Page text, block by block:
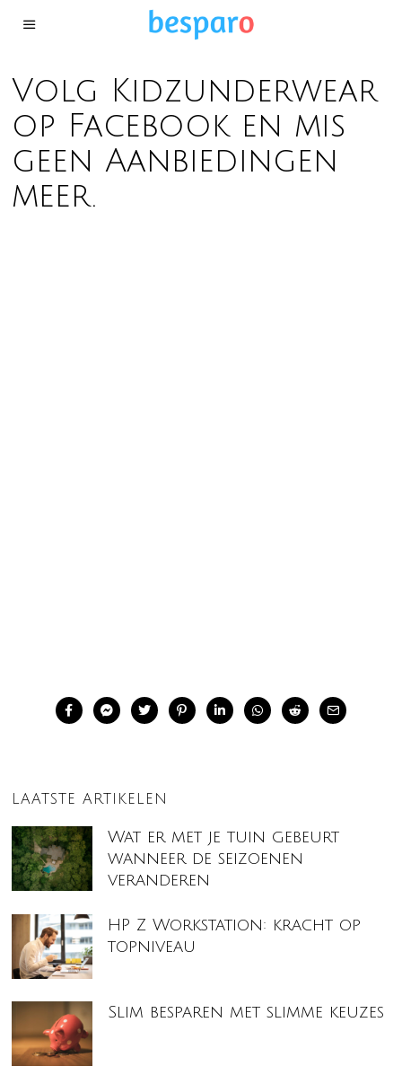
Volg Kidzunderwear
op Facebook en mis
geen Aanbiedingen
meer.
LAATSTE ARTIKELEN
Wat er met je tuin gebeurt
wanneer de seizoenen
veranderen
HP Z Workstation: kracht op
topniveau
Slim besparen met slimme keuzes